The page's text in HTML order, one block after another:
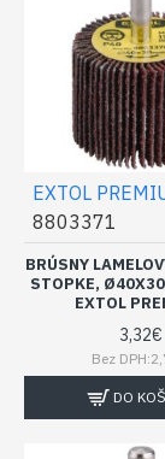
EXTOL
8803371
BRÚSNY
STOPKE,
EXTOL
3,32€
Bez
DO